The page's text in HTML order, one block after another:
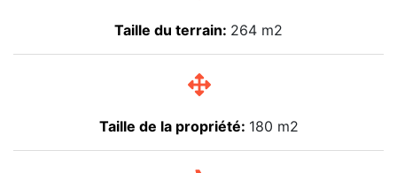
Taille du terrain: 264 m2
Taille de la propriété: 180 m2